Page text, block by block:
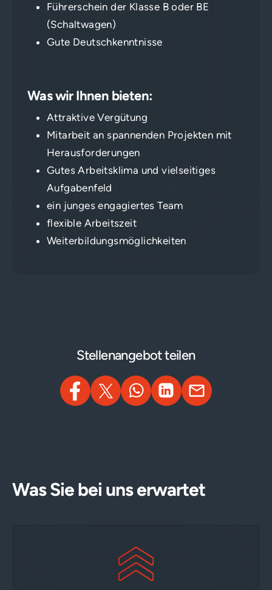
Führerschein der Klasse B oder BE
(Schaltwagen)
Gute Deutschkenntnisse
Was wir Ihnen bieten:
Attraktive Vergütung
Mitarbeit an spannenden Projekten mit
Herausforderungen
Gutes Arbeitsklima und vielseitiges
Aufgabenfeld
ein junges engagiertes Team
flexible Arbeitszeit
Weiterbildungsmöglichkeiten
Stellenangebot teilen
Was Sie bei uns erwartet